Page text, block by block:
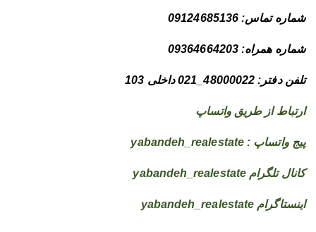
شماره تماس: 09124685136
شماره همراه: 09364664203
تلفن دفتر: 48000022_021 داخلی 103
ارتباط از طریق واتساپ
پیج واتساپ : yabandeh_realestate
کانال تلگرام yabandeh_realestate
اینستاگرام yabandeh_realestate